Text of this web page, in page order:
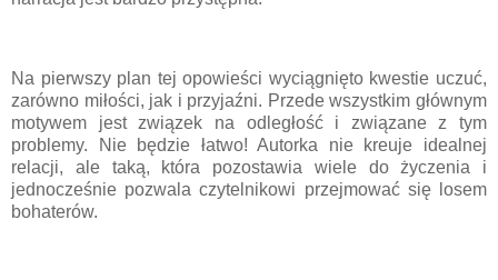
Na pierwszy plan tej opowieści wyciągnięto kwestie uczuć,
zarówno miłości, jak i przyjaźni. Przede wszystkim głównym
motywem jest związek na odległość i związane z tym
problemy. Nie będzie łatwo! Autorka nie kreuje idealnej
relacji, ale taką, która pozostawia wiele do życzenia i
jednocześnie pozwala czytelnikowi przejmować się losem
bohaterów.